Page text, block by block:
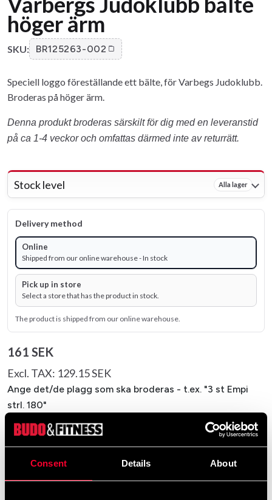
Consent Details About
höger ärm
SKU: BR125263-002
Speciell loggo föreställande ett bälte, för Varbegs Judoklubb.
Broderas på höger ärm.
Denna produkt broderas särskilt för dig med en leveranstid
på ca 1-4 veckor och omfattas därmed inte av returrätt.
Stock level Alla lager
Delivery method
Online
Shipped from our online warehouse - In stock
Pick up in store
Select a store that has the product in stock.
The product is shipped from our online warehouse.
161 SEK
Excl. TAX: 129.15 SEK
Ange det/de plagg som ska broderas - t.ex. "3 st Empi
strl. 180"
remove add Add to cart